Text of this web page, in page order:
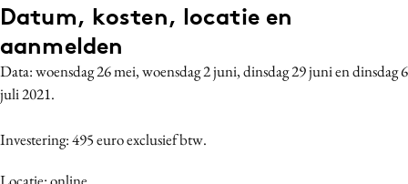
Datum, kosten, locatie en
aanmelden
Data: woensdag 26 mei, woensdag 2 juni, dinsdag 29 juni en dinsdag 6
juli 2021.
Investering: 495 euro exclusief btw.